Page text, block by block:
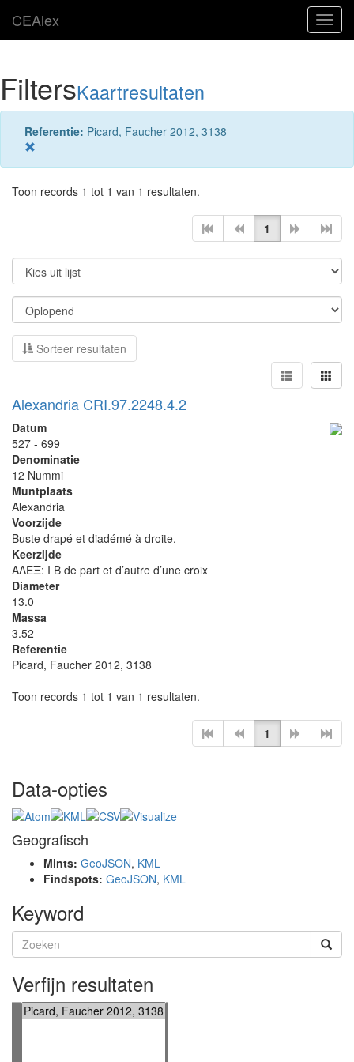
CEAlex
FiltersKaartresultaten
Referentie: Picard, Faucher 2012, 3138
Toon records 1 tot 1 van 1 resultaten.
1
Sorteer resultaten
Alexandria CRI.97.2248.4.2
Datum
527 - 699
Denominatie
12 Nummi
Muntplaats
Alexandria
Voorzijde
Buste drapé et diadémé à droite.
Keerzijde
ΑΛΕΞ: I B de part et d’autre d’une croix
Diameter
13.0
Massa
3.52
Referentie
Picard, Faucher 2012, 3138
Toon records 1 tot 1 van 1 resultaten.
1
Data-opties
Geografisch
Mints: GeoJSON, KML
Findspots: GeoJSON, KML
Keyword
Verfijn resultaten